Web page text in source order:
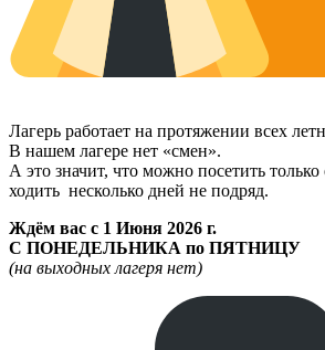
Лагерь работает на протяжении всех
В нашем лагере нет «смен».
А это значит, что можно посетить
ходить несколько дней не подряд.
Ждём вас с 1 Июня 2026 г.
С ПОНЕДЕЛЬНИКА по ПЯТНИЦУ
(на выходных лагеря нет)